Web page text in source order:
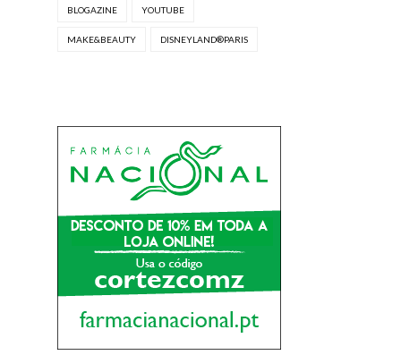
BLOGAZINE YOUTUBE
MAKE&BEAUTY DISNEYLAND®PARIS